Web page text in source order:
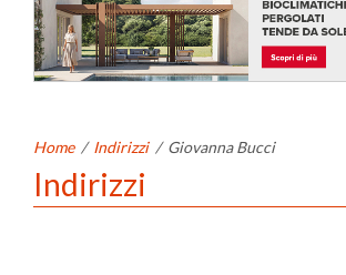
Home / Indirizzi / Giovanna Bucci
Indirizzi